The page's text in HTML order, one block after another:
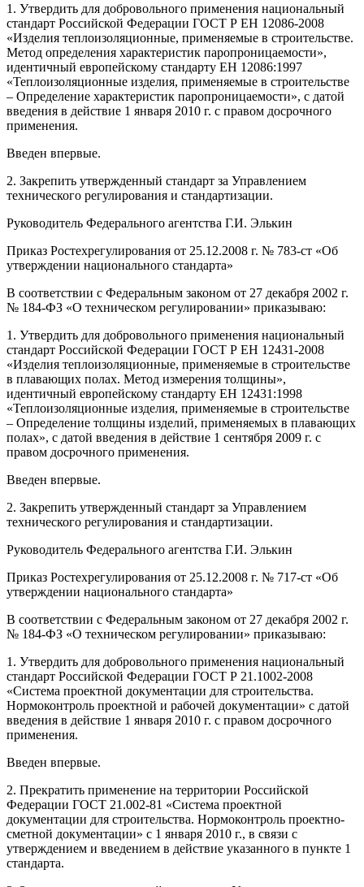
1. Утвердить для добровольного применения национальный
стандарт Российской Федерации ГОСТ Р ЕН 12086-2008
«Изделия теплоизоляционные, применяемые в строительстве.
Метод определения характеристик паропроницаемости»,
идентичный европейскому стандарту ЕН 12086:1997
«Теплоизоляционные изделия, применяемые в строительстве
– Определение характеристик паропроницаемости», с датой
введения в действие 1 января 2010 г. с правом досрочного
применения.
Введен впервые.
2. Закрепить утвержденный стандарт за Управлением
технического регулирования и стандартизации.
Руководитель Федерального агентства Г.И. Элькин
Приказ Ростехрегулирования от 25.12.2008 г. № 783-ст «Об
утверждении национального стандарта»
В соответствии с Федеральным законом от 27 декабря 2002 г.
№ 184-ФЗ «О техническом регулировании» приказываю:
1. Утвердить для добровольного применения национальный
стандарт Российской Федерации ГОСТ Р ЕН 12431-2008
«Изделия теплоизоляционные, применяемые в строительстве
в плавающих полах. Метод измерения толщины»,
идентичный европейскому стандарту ЕН 12431:1998
«Теплоизоляционные изделия, применяемые в строительстве
– Определение толщины изделий, применяемых в плавающих
полах», с датой введения в действие 1 сентября 2009 г. с
правом досрочного применения.
Введен впервые.
2. Закрепить утвержденный стандарт за Управлением
технического регулирования и стандартизации.
Руководитель Федерального агентства Г.И. Элькин
Приказ Ростехрегулирования от 25.12.2008 г. № 717-ст «Об
утверждении национального стандарта»
В соответствии с Федеральным законом от 27 декабря 2002 г.
№ 184-ФЗ «О техническом регулировании» приказываю:
1. Утвердить для добровольного применения национальный
стандарт Российской Федерации ГОСТ Р 21.1002-2008
«Система проектной документации для строительства.
Нормоконтроль проектной и рабочей документации» с датой
введения в действие 1 января 2010 г. с правом досрочного
применения.
Введен впервые.
2. Прекратить применение на территории Российской
Федерации ГОСТ 21.002-81 «Система проектной
документации для строительства. Нормоконтроль проектно-
сметной документации» с 1 января 2010 г., в связи с
утверждением и введением в действие указанного в пункте 1
стандарта.